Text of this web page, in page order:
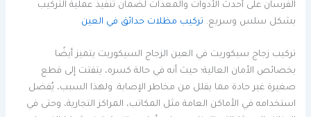
الفرسان على أحدث الأدوات والمعدات لضمان تنفيذ عملية التركيب
بشكل سلس وسريع. تركيب مظلات حدائق في العين
تركيب زجاج سيكوريت في العين الزجاج السيكوريت يتميز أيضًا
بخصائص الأمان العالية؛ حيث أنه في حالة كسره، يتفتت إلى قطع
صغيرة غير حادة مما يقلل من مخاطر الإصابة. ولهذا السبب، يُفضل
استخدامه في الأماكن العامة مثل المكاتب، المراكز التجارية، وحتى في